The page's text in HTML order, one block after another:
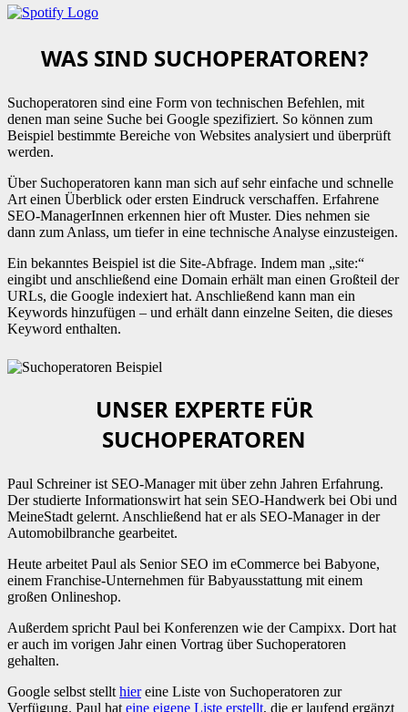
WAS SIND SUCHOPERATOREN?
Suchoperatoren sind eine Form von technischen Befehlen, mit
denen man seine Suche bei Google spezifiziert. So können zum
Beispiel bestimmte Bereiche von Websites analysiert und überprüft
werden.
Über Suchoperatoren kann man sich auf sehr einfache und schnelle
Art einen Überblick oder ersten Eindruck verschaffen. Erfahrene
SEO-ManagerInnen erkennen hier oft Muster. Dies nehmen sie
dann zum Anlass, um tiefer in eine technische Analyse einzusteigen.
Ein bekanntes Beispiel ist die Site-Abfrage. Indem man „site:“
eingibt und anschließend eine Domain erhält man einen Großteil der
URLs, die Google indexiert hat. Anschließend kann man ein
Keywords hinzufügen – und erhält dann einzelne Seiten, die dieses
Keyword enthalten.
UNSER EXPERTE FÜR
SUCHOPERATOREN
Paul Schreiner ist SEO-Manager mit über zehn Jahren Erfahrung.
Der studierte Informationswirt hat sein SEO-Handwerk bei Obi und
MeineStadt gelernt. Anschließend hat er als SEO-Manager in der
Automobilbranche gearbeitet.
Heute arbeitet Paul als Senior SEO im eCommerce bei Babyone,
einem Franchise-Unternehmen für Babyausstattung mit einem
großen Onlineshop.
Außerdem spricht Paul bei Konferenzen wie der Campixx. Dort hat
er auch im vorigen Jahr einen Vortrag über Suchoperatoren
gehalten.
Google selbst stellt hiereine Liste von Suchoperatoren zur
Verfügung. Paul hat eine eigene Liste erstellt, die er laufend ergänzt